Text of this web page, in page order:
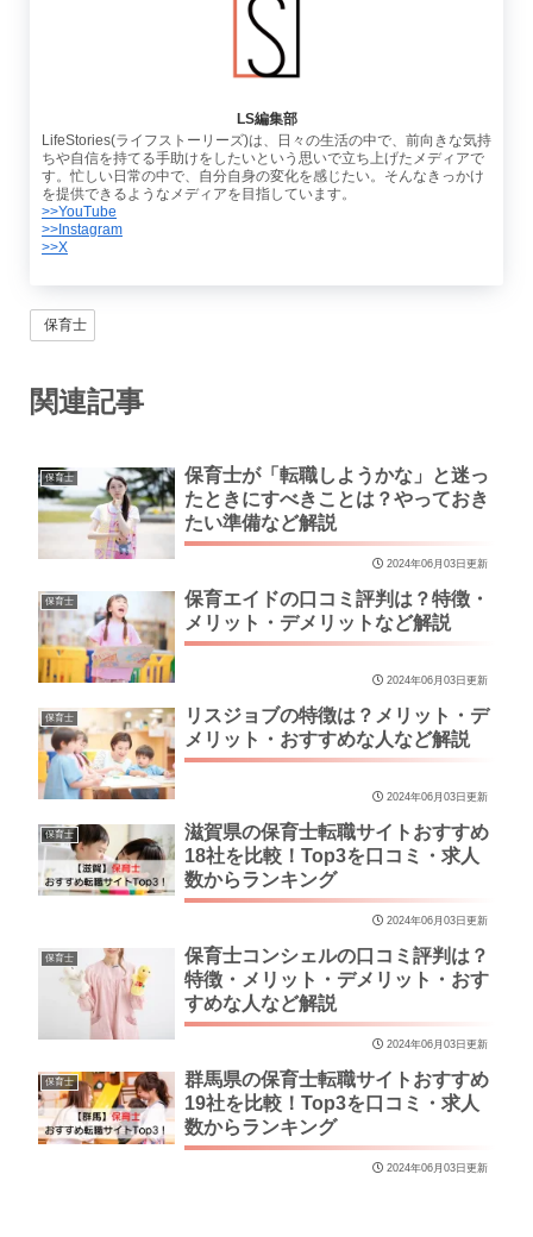
LS編集部
LifeStories(ライフストーリーズ)は、日々の生活の中で、前向きな気持
ちや自信を持てる手助けをしたいという思いで立ち上げたメディアで
す。忙しい日常の中で、自分自身の変化を感じたい。そんなきっかけ
を提供できるようなメディアを目指しています。
>>YouTube
>>Instagram
>>X
保育士
関連記事
保育士
保育士が「転職しようかな」と迷っ
たときにすべきことは？やっておき
たい準備など解説
2024年06月03日更新
保育士
保育エイドの口コミ評判は？特徴・
メリット・デメリットなど解説
2024年06月03日更新
保育士
リスジョブの特徴は？メリット・デ
メリット・おすすめな人など解説
2024年06月03日更新
保育士
滋賀県の保育士転職サイトおすすめ
18社を比較！Top3を口コミ・求人
数からランキング
2024年06月03日更新
保育士
保育士コンシェルの口コミ評判は？
特徴・メリット・デメリット・おす
すめな人など解説
2024年06月03日更新
保育士
群馬県の保育士転職サイトおすすめ
19社を比較！Top3を口コミ・求人
数からランキング
2024年06月03日更新